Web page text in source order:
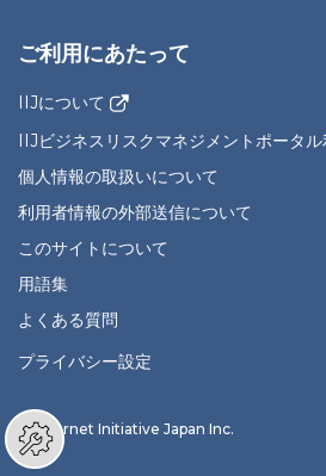
ご利用にあたって
IIJについて
IIJビジネスリスクマネジメントポータ
個人情報の取扱いについて
利用者情報の外部送信について
このサイトについて
用語集
よくある質問
プライバシー設定
© Internet Initiative Japan Inc.